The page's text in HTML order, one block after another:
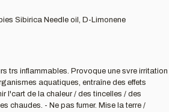
Sibirica Needle oil, D-Limonene
trs inflammables. Provoque une svre irritation
aquatiques, entraîne des effets
l'cart de la chaleur / des tincelles / des
chaudes. - Ne pas fumer. Mise la terre /